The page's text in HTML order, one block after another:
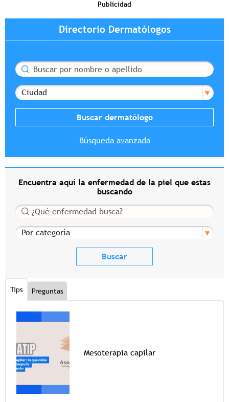
Publicidad
Directorio Dermatólogos
Buscar
Ciudad
Búsqueda avanzada
Encuentra aquí la enfermedad de la piel que estas
buscando
Buscar
Por categoría
Tips Preguntas
Mesoterapia capilar